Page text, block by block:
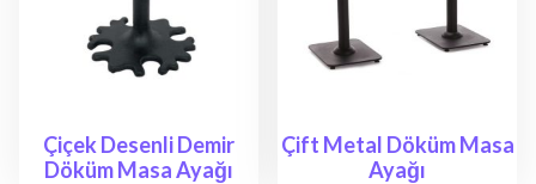
Çiçek Desenli Demir
Döküm Masa Ayağı
Çift Metal Döküm Masa
Ayağı